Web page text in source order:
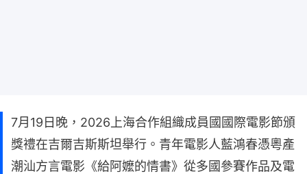
7月19日晚，2026上海合作組織成員國國際電影節頒
獎禮在吉爾吉斯斯坦舉行。青年電影人藍鴻春憑粵產
潮汕方言電影《給阿嬤的情書》從多國參賽作品及電